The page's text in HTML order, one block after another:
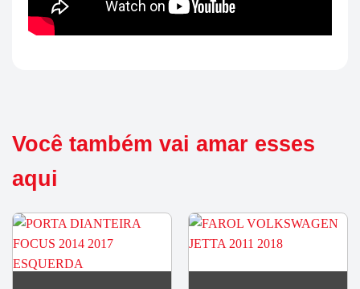
Você também vai amar esses
aqui